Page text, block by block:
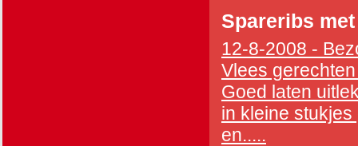
Spareribs
12-8-2008 -
Vlees
Goed laten
in kleine
en.....